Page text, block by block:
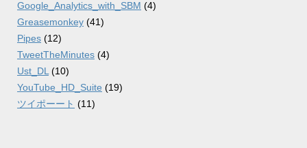
Google_Analytics_with_SBM (4)
Greasemonkey (41)
Pipes (12)
TweetTheMinutes (4)
Ust_DL (10)
YouTube_HD_Suite (19)
ツイポーート (11)